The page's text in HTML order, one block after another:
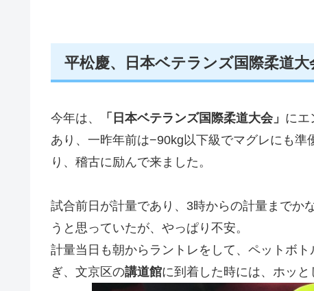
平松慶、日本ベテランズ国際柔道
今年は、 「日本ベテランズ国際柔道大会」 にエ
あり、一昨年前は−90kg以下級でマグレにも
り、稽古に励んで来ました。
試合前日が計量であり、3時からの計量までか
うと思っていたが、やっぱり不安。
計量当日も朝からラントレをして、ペットボ
ぎ、文京区の講道館に到着した時には、ホッと